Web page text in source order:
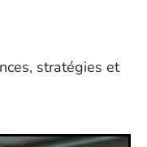
stratégies et